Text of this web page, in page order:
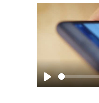
Play